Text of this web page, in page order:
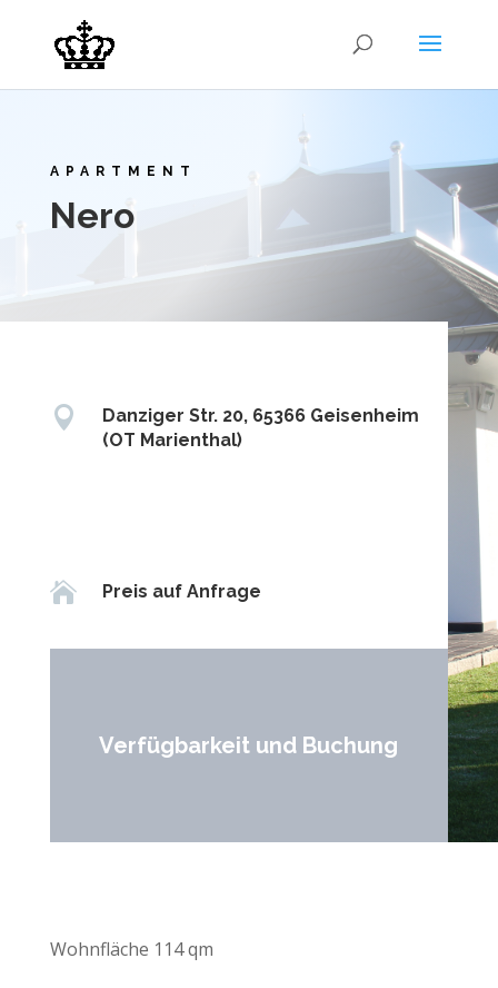
APARTMENT
Nero

Danziger Str. 20, 65366 Geisenheim
(OT Marienthal)
 Preis auf Anfrage
Verfügbarkeit und Buchung
Wohnfläche 114 qm